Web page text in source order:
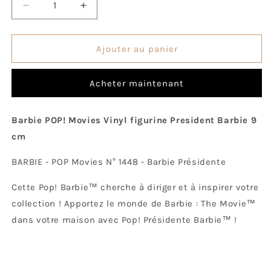
Réduire
la
quantité
Pop!
Augmenter
la
quantité
Pop!
Présidente
Ajouter au panier
Acheter maintenant
Barbie POP! Movies Vinyl figurine President Barbie 9
cm
BARBIE - POP Movies N° 1448 - Barbie Présidente
Cette Pop! Barbie™ cherche à diriger et à inspirer votre
collection ! Apportez le monde de Barbie : The Movie™
dans votre maison avec Pop! Présidente Barbie™ !